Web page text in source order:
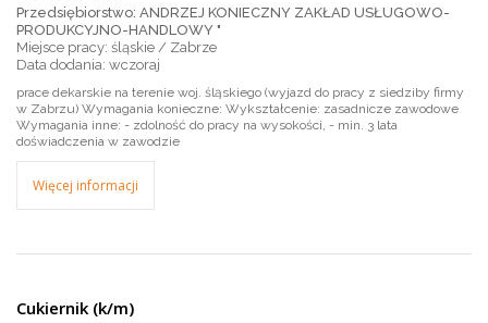
Przedsiębiorstwo: ANDRZEJ KONIECZNY ZAKŁAD USŁUGOWO-
PRODUKCYJNO-HANDLOWY "
Miejsce pracy: śląskie / Zabrze
wczoraj
prace dekarskie na terenie woj. śląskiego (wyjazd do pracy z siedziby firmy
w Zabrzu) Wymagania konieczne: Wykształcenie: zasadnicze zawodowe
Wymagania inne: - zdolność do pracy na wysokości, - min. 3 lata
doświadczenia w zawodzie
Więcej informacji
Cukiernik (k/m)